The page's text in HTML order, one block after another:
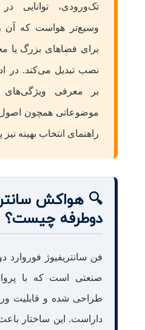
تک‌ورودی، توانایی
وسیع‌تر هواست که آن
برای فضاهای بزرگ یا
نصب تبدیل می‌کند. در
بر معرفی ویژگی‌های
موضوعاتی همچون
راهنمای انتخاب بهینه
🔍 هواکش
دوطرفه چیست؟
فن سانتریفیوژ
صنعتی است که با
طراحی شده و قابلیت
داراست. این ساختار